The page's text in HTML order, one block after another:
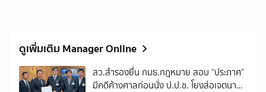
ดูเพิ่มเติม Manager Online
สว.สำรองยื่น กมธ.กฎหมาย สอบ “ประภาศ”
มีคดีค้างศาลก่อนนั่ง ป.ป.ช. โยงส่อเจตนา